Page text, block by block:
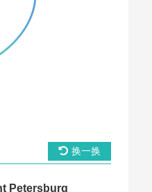
换一换
Petersburg